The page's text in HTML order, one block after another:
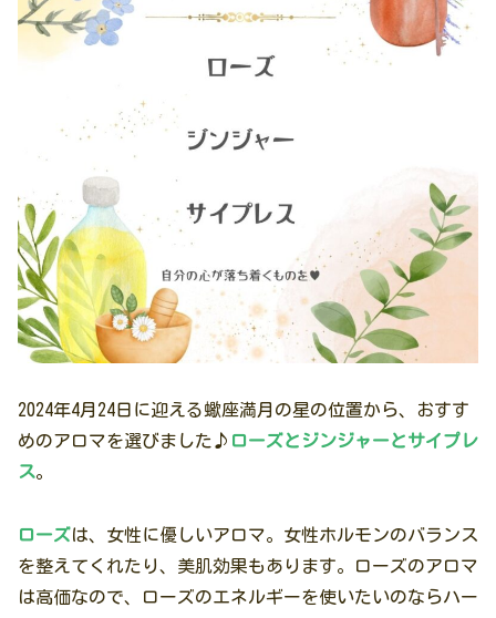
2024年4月24日に迎える蠍座満月の星の位置から、おすす
めのアロマを選びました♪ ローズとジンジャーとサイプレ
ス。
ローズは、女性に優しいアロマ。女性ホルモンのバランス
を整えてくれたり、美肌効果もあります。ローズのアロマ
は高価なので、ローズのエネルギーを使いたいのならハー